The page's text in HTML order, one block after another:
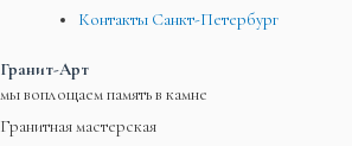
Контакты Санкт-Петербург
Гранит-Арт
мы воплощаем память в камне
Гранитная мастерская